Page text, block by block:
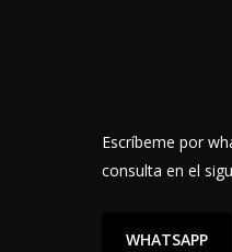
Escríbeme por
consulta en el
WHATSAPP